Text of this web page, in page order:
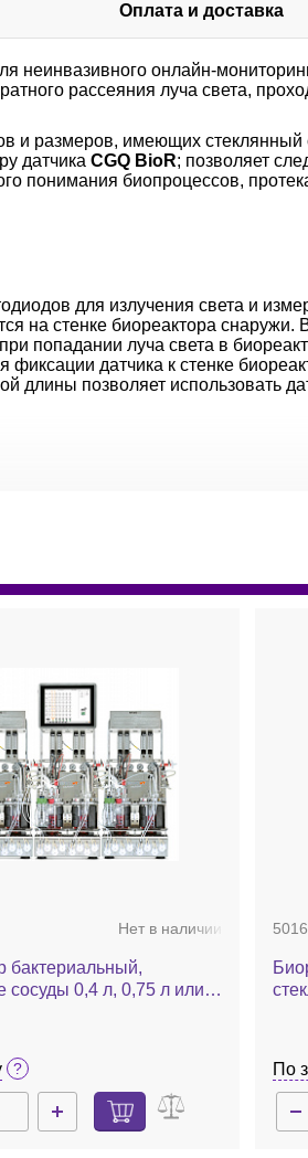
Оплата и доставка
неинвазивного онлайн-
рассеяния луча света,
и размеров, имеющих стеклянный
датчика CGQ BioR; позволяет
понимания биопроцессов,
для излучения света и
на стенке биореактора снаружи.
попадании луча света в
фиксации датчика к стенке
длины позволяет использовать
реального времени, сравнение с
белкового продукта.
грибки, дрожжи, водоросли и др.
внешней стенке биореактора с
стенкой, а также со старыми
нм;
ПК.
Нет в наличии
бактериальный,
сосуды 0,4 л, 0,75 л или
параметров, Multifors 2
По